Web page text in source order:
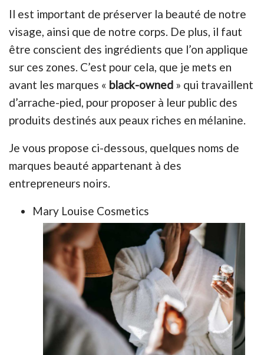
Il est important de préserver la beauté de notre
visage, ainsi que de notre corps. De plus, il faut
être conscient des ingrédients que l’on applique
sur ces zones. C’est pour cela, que je mets en
avant les marques « black-owned » qui travaillent
d’arrache-pied, pour proposer à leur public des
produits destinés aux peaux riches en mélanine.
Je vous propose ci-dessous, quelques noms de
marques beauté appartenant à des
entrepreneurs noirs.
Mary Louise Cosmetics